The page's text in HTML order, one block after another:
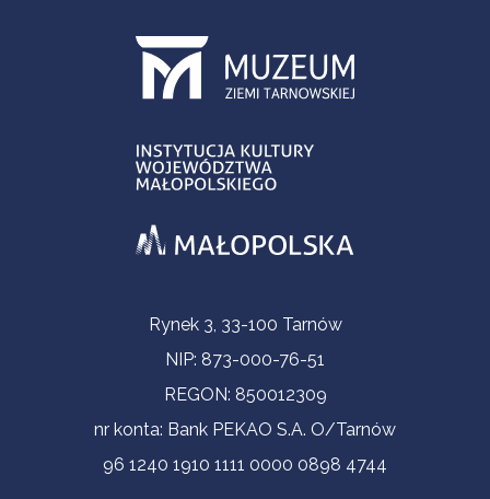
Informacje kontaktoweRynek 3, 33-100 Tarnów
NIP: 873-000-76-51
REGON: 850012309
nr konta: Bank PEKAO S.A. O/Tarnów
96 1240 1910 1111 0000 0898 4744